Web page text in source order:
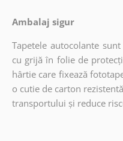
Ambalaj sigur
Tapetele autocolante
cu grijă în folie de
hârtie care fixează
o cutie de carton
transportului și reduce